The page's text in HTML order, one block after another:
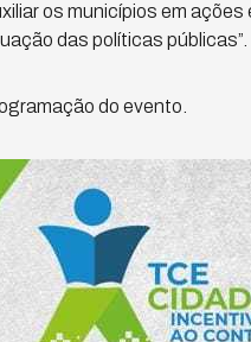
os municípios em
das políticas públicas”.
do evento.